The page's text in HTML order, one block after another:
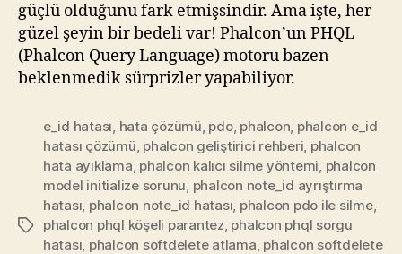
güçlü olduğunu fark etmişsindir. Ama işte, her
güzel şeyin bir bedeli var! Phalcon’un PHQL
(Phalcon Query Language) motoru bazen
beklenmedik sürprizler yapabiliyor.
Etiketler
e_id hatası, hata çözümü, pdo, phalcon, phalcon e_id
hatası çözümü, phalcon geliştirici rehberi, phalcon
hata ayıklama, phalcon kalıcı silme yöntemi, phalcon
model initialize sorunu, phalcon note_id ayrıştırma
hatası, phalcon note_id hatası, phalcon pdo ile silme,
phalcon phql köşeli parantez, phalcon phql sorgu
hatası, phalcon softdelete atlama, phalcon softdelete